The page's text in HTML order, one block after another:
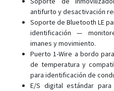
FMB920
FMB930
FMC001
FMC003
FMC00A
antifurto y desactivación
Soporte de Bluetooth LE
identificación —
imanes y movimiento.
Puerto 1-Wire a bordo
de temperatura y
para identificación de
E/S digital estándar